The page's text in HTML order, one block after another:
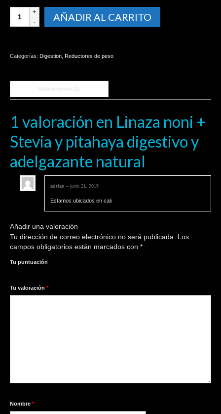
noni
pitahaya
y
adelgazante
natural
AÑADIR AL CARRITO
Categorías: Digestion Reductores de peso
Valoraciones (1)
1 valoración en Linaza noni +
Stevia y pitahaya digestivo y
adelgazante natural
adrian – junio 21, 2015
Estamos ubicados en cali
Añadir una valoración
Tu dirección de correo electrónico no será publicada.
Los
campos obligatorios están marcados con *
Tu puntuación
Tu valoración *
Nombre *